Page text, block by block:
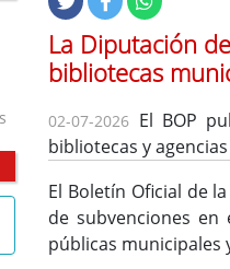
La Diputación
bibliotecas
02-07-2026 El BOP
bibliotecas y
El Boletín Oficial de
de subvenciones
públicas municipales